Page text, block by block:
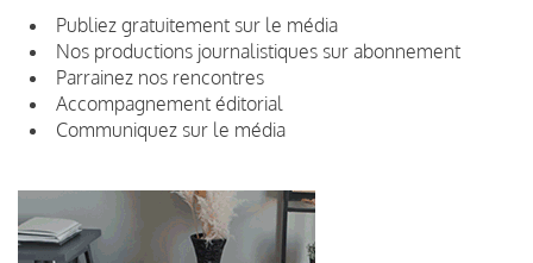
Publiez gratuitement sur le média
Nos productions journalistiques sur abonnement
Parrainez nos rencontres
Accompagnement éditorial
Communiquez sur le média